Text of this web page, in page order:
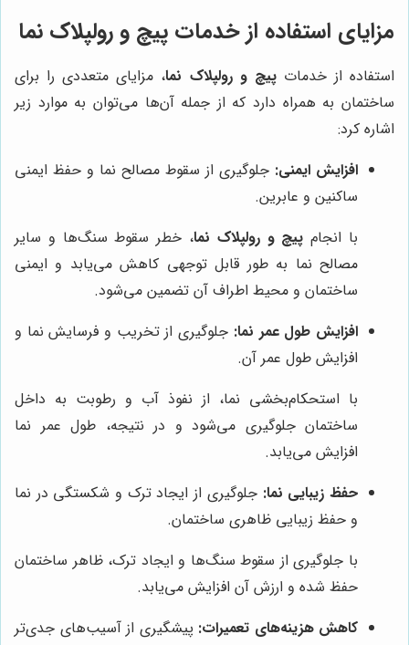
مزایای استفاده از خدمات پیچ و رولپلاک نما
استفاده از خدماتپیچ و رولپلاک نما، مزایای متعددی را برای
ساختمان به همراه دارد که از جمله آن‌ها می‌توان به موارد زیر
اشاره کرد:
افزایش ایمنی: جلوگیری از سقوط مصالح نما و حفظ ایمنی
ساکنین و عابرین.
با انجام پیچ و رولپلاک نما، خطر سقوط سنگ‌ها و سایر
مصالح نما به طور قابل توجهی کاهش می‌یابد و ایمنی
ساختمان و محیط اطراف آن تضمین می‌شود.
افزایش طول عمر نما: جلوگیری از تخریب و فرسایش نما و
افزایش طول عمر آن.
با استحکام‌بخشی نما، از نفوذ آب و رطوبت به داخل
ساختمان جلوگیری می‌شود و در نتیجه، طول عمر نما
افزایش می‌یابد.
حفظ زیبایی نما: جلوگیری از ایجاد ترک و شکستگی در نما
و حفظ زیبایی ظاهری ساختمان.
با جلوگیری از سقوط سنگ‌ها و ایجاد ترک، ظاهر ساختمان
حفظ شده و ارزش آن افزایش می‌یابد.
کاهش هزینه‌های تعمیرات: پیشگیری از آسیب‌های جدی‌تر